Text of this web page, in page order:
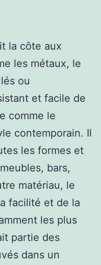
la côte aux
les métaux, le
ou
et facile de
comme le
contemporain. Il
les formes et
bars,
matériau, le
facilité et de la
les plus
partie des
dans un